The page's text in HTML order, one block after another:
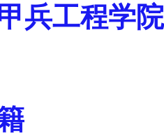
兵工程学院